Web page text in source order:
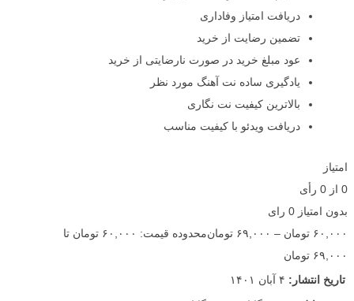
دریافت امتیاز وفاداری
تضمین رضایت از خرید
عود مبلغ خرید در صورت نارضایتی از خرید
یادگیری ساده نت آهنگ مورد نظر
بالاترین کیفیت نت نگاری
دریافت ویدئو با کیفیت مناسب
امتیاز
0 از 0 رأی
بدون امتیاز 0 رای
۶۰,۰۰۰ تومان – ۶۹,۰۰۰ تومان
محدوده قیمت: ۶۰,۰۰۰ تومان تا
۶۹,۰۰۰ تومان
تاریخ انتشار: ۴ آبان ۱۴۰۱